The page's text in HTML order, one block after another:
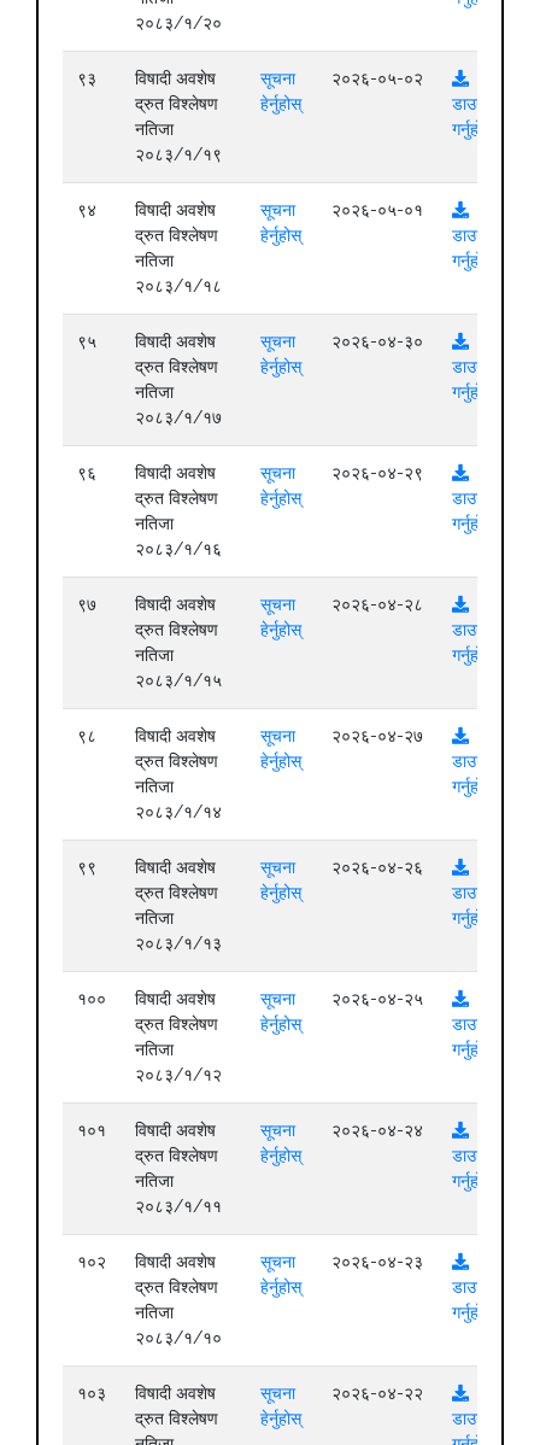
२०८३/१/२०
९३
विषादी अवशेष
द्रुत विश्लेषण
नतिजा
२०८३/१/१९
सूचना
हेर्नुहोस्
२०२६-०५-०२
डाउनलोड
गर्नुहोस्
९४
विषादी अवशेष
द्रुत विश्लेषण
नतिजा
२०८३/१/१८
सूचना
हेर्नुहोस्
२०२६-०५-०१
डाउनलोड
गर्नुहोस्
९५
विषादी अवशेष
द्रुत विश्लेषण
नतिजा
२०८३/१/१७
सूचना
हेर्नुहोस्
२०२६-०४-३०
डाउनलोड
गर्नुहोस्
९६
विषादी अवशेष
द्रुत विश्लेषण
नतिजा
२०८३/१/१६
सूचना
हेर्नुहोस्
२०२६-०४-२९
डाउनलोड
गर्नुहोस्
९७
विषादी अवशेष
द्रुत विश्लेषण
नतिजा
२०८३/१/१५
सूचना
हेर्नुहोस्
२०२६-०४-२८
डाउनलोड
गर्नुहोस्
९८
विषादी अवशेष
द्रुत विश्लेषण
नतिजा
२०८३/१/१४
सूचना
हेर्नुहोस्
२०२६-०४-२७
डाउनलोड
गर्नुहोस्
९९
विषादी अवशेष
द्रुत विश्लेषण
नतिजा
२०८३/१/१३
सूचना
हेर्नुहोस्
२०२६-०४-२६
डाउनलोड
गर्नुहोस्
१००
विषादी अवशेष
द्रुत विश्लेषण
नतिजा
२०८३/१/१२
सूचना
हेर्नुहोस्
२०२६-०४-२५
डाउनलोड
गर्नुहोस्
१०१
विषादी अवशेष
द्रुत विश्लेषण
नतिजा
२०८३/१/११
सूचना
हेर्नुहोस्
२०२६-०४-२४
डाउनलोड
गर्नुहोस्
१०२
विषादी अवशेष
द्रुत विश्लेषण
नतिजा
२०८३/१/१०
सूचना
हेर्नुहोस्
२०२६-०४-२३
डाउनलोड
गर्नुहोस्
१०३
विषादी अवशेष
द्रुत विश्लेषण
सूचना
हेर्नुहोस्
२०२६-०४-२२
डाउनलोड